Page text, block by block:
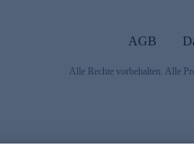
AGB
Alle Rechte vorbehalten. Alle